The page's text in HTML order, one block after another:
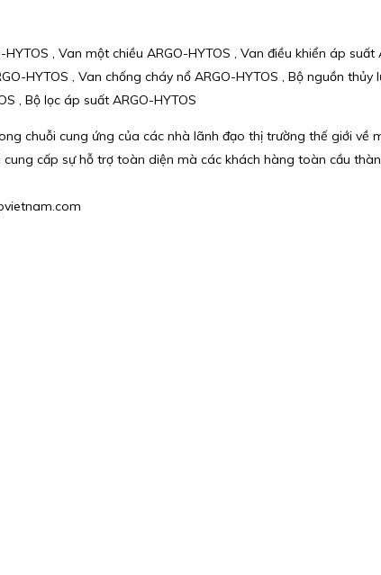
, Van một chiều ARGO-HYTOS , Van điều khiển áp suất
HYTOS , Van chống cháy nổ ARGO-HYTOS , Bộ nguồn
, Bộ lọc áp suất ARGO-HYTOS
chuỗi cung ứng của các nhà lãnh đạo thị trường thế giới về
cấp sự hỗ trợ toàn diện mà các khách hàng toàn cầu